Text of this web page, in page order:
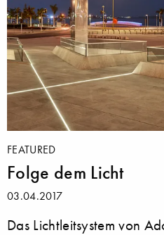
FEATURED
Folge dem Licht
03.04.2017
Das Lichtleitsystem von